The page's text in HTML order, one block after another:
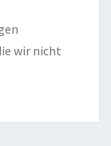
wir nicht